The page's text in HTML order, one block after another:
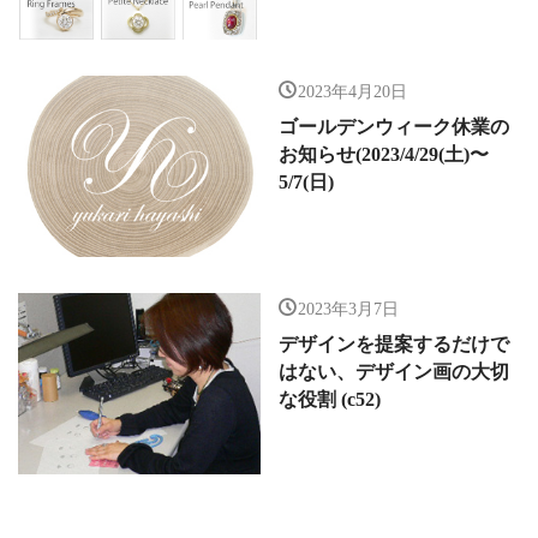
2023年4月20日
ゴールデンウィーク休業の
お知らせ(2023/4/29(土)〜
5/7(日)
2023年3月7日
デザインを提案するだけで
はない、デザイン画の大切
な役割 (c52)